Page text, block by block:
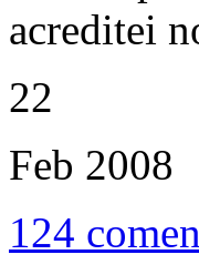
acreditei
22
Feb 2008
124